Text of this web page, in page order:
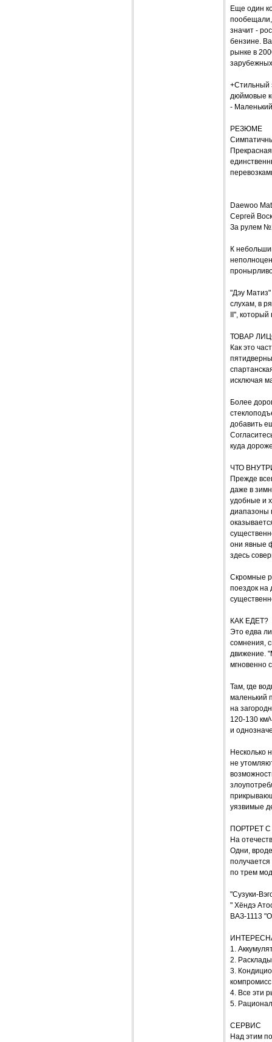
Еще один
пообещали,
значит -
бензине.
рынке в
+Стильный
дюймовые
-
РЕЗЮМЕ
Daewoo
Сергей
За рулем
К
"Дэу Матиз"
слухам, в
II",
ТОВАР
Как это
исключая
Более
добавить
куда
ЧТО
Прежде
даже в
удобные и
диапазоны
они явные
здесь
Скромные
поездок на
КАК ЕДЕТ?
Это едва
сомнения,
движение.
мгновенно
Там, где
маленький
на
120-130
и
Несколько
не
уязвимые
ПОРТРЕТ
На
Одни,
по трем
"Сузуки-
" Хёндэ
ВАЗ-1113
1.
2.
3.
4. Все эти
5.
СЕРВИС
Над этим